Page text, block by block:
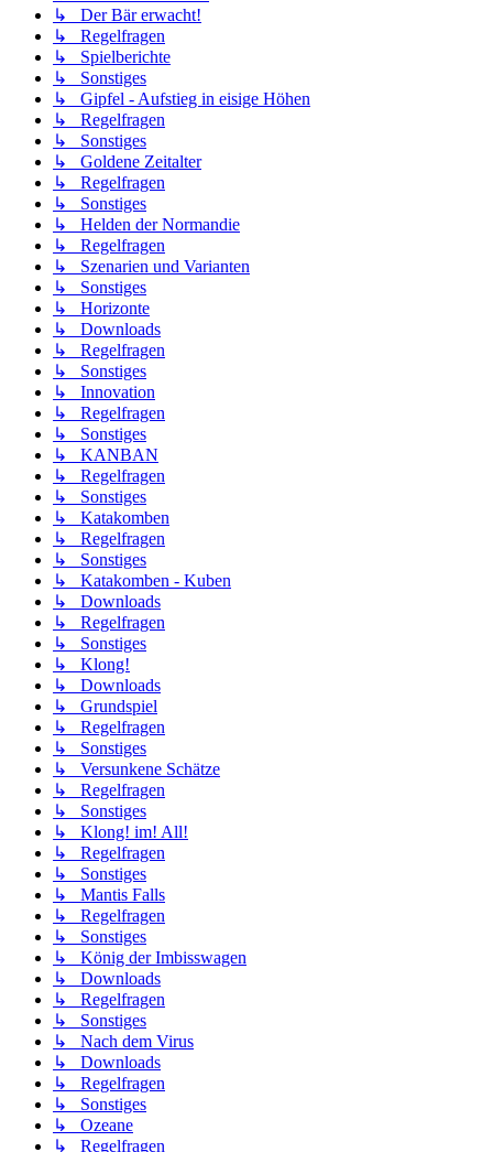
↳ Der Bär erwacht!
↳ Regelfragen
↳ Spielberichte
↳ Sonstiges
↳ Gipfel - Aufstieg in eisige Höhen
↳ Regelfragen
↳ Sonstiges
↳ Goldene Zeitalter
↳ Regelfragen
↳ Sonstiges
↳ Helden der Normandie
↳ Regelfragen
↳ Szenarien und Varianten
↳ Sonstiges
↳ Horizonte
↳ Downloads
↳ Regelfragen
↳ Sonstiges
↳ Innovation
↳ Regelfragen
↳ Sonstiges
↳ KANBAN
↳ Regelfragen
↳ Sonstiges
↳ Katakomben
↳ Regelfragen
↳ Sonstiges
↳ Katakomben - Kuben
↳ Downloads
↳ Regelfragen
↳ Sonstiges
↳ Klong!
↳ Downloads
↳ Grundspiel
↳ Regelfragen
↳ Sonstiges
↳ Versunkene Schätze
↳ Regelfragen
↳ Sonstiges
↳ Klong! im! All!
↳ Regelfragen
↳ Sonstiges
↳ Mantis Falls
↳ Regelfragen
↳ Sonstiges
↳ König der Imbisswagen
↳ Downloads
↳ Regelfragen
↳ Sonstiges
↳ Nach dem Virus
↳ Downloads
↳ Regelfragen
↳ Sonstiges
↳ Ozeane
↳ Regelfragen